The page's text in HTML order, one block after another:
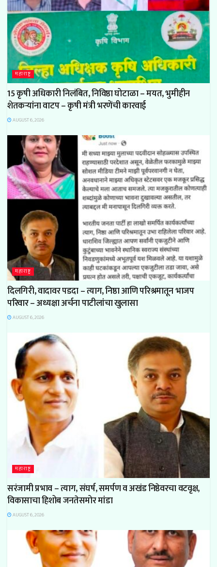
महाराष्ट्र
15 कृषी अधिकारी निलंबित, निविष्ठा घोटाळा – मयत, भुमीहीन
शेतकऱ्यांना वाटप – कृषी मंत्री भरणेंची कारवाई
AUGUST 6, 2026
महाराष्ट्र
दिलगिरी, वादावर पडदा – त्याग, निष्ठा आणि परिश्रमातून भाजप
परिवार – अध्यक्षा अर्चना पाटीलांचा खुलासा
AUGUST 6, 2026
महाराष्ट्र
सरंजामी प्रभाव – त्याग, संघर्ष, समर्पण व अखंड निष्ठेवरचा वटवृक्ष,
विकासाचा हिशोब जनतेसमोर मांडा
AUGUST 6, 2026